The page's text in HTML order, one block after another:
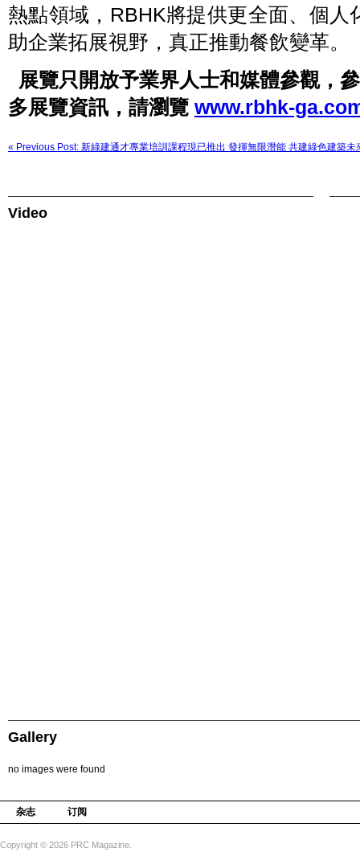
熱點領域，RBHK將提供更全面、個
助企業拓展視野，真正推動餐飲變革。
展覽只開放予業界人士和媒體參觀，
多展覽資訊，請瀏覽 www.rbhk-
« Previous Post: 新綠建通才專業培訓課程現已推出 發揮無限潛能 共建綠色建築未
Video
Gallery
no images were found
杂志 订阅
Copyright © 2026 PRC Magazine.